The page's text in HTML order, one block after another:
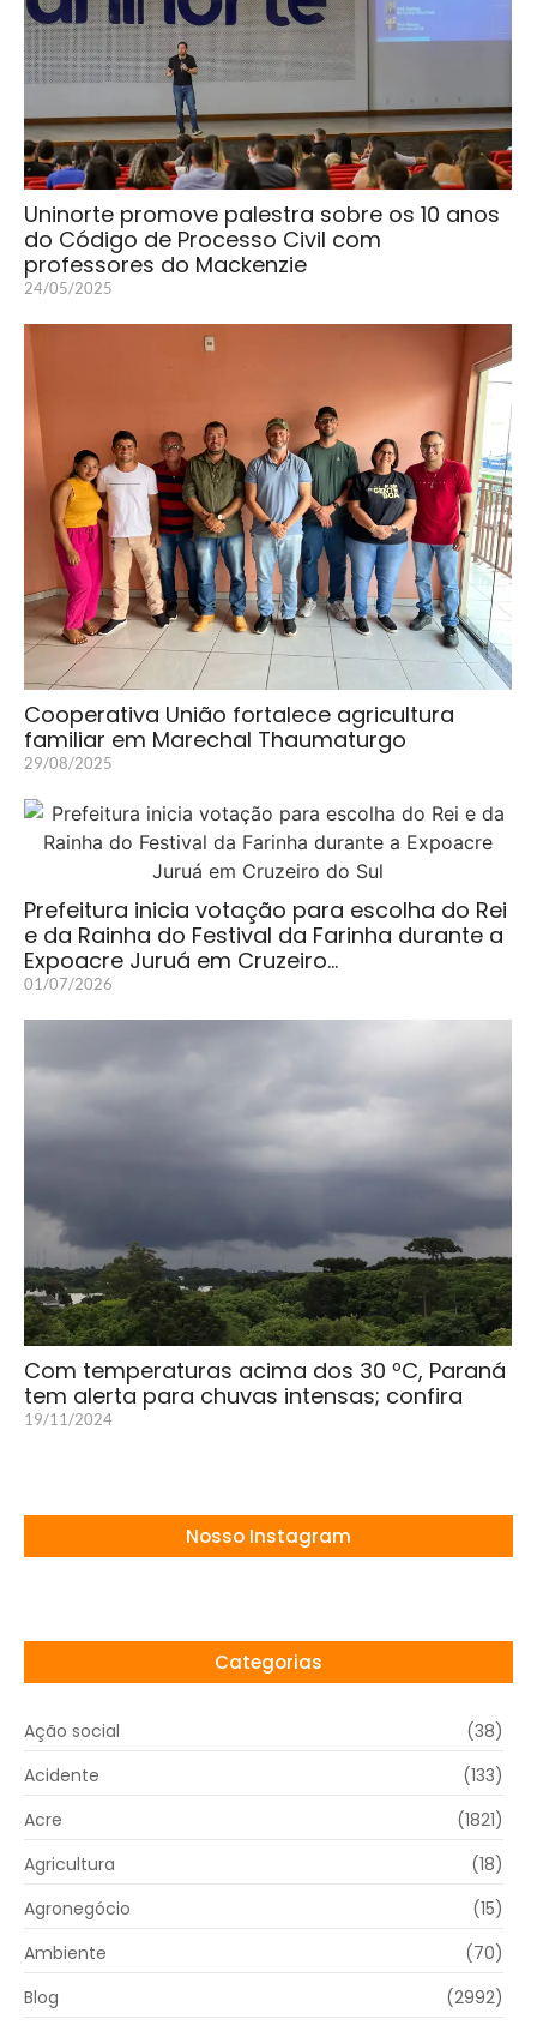
Uninorte promove palestra sobre os 10 anos
do Código de Processo Civil com
professores do Mackenzie
24/05/2025
Cooperativa União fortalece agricultura
familiar em Marechal Thaumaturgo
29/08/2025
Prefeitura inicia votação para escolha do Rei
e da Rainha do Festival da Farinha durante a
Expoacre Juruá em Cruzeiro…
01/07/2026
Com temperaturas acima dos 30 ºC, Paraná
tem alerta para chuvas intensas; confira
19/11/2024
Nosso Instagram
Categorias
Ação social
(38)
Acidente
(133)
Acre
(1821)
Agricultura
(18)
Agronegócio
(15)
Ambiente
(70)
Blog
(2992)